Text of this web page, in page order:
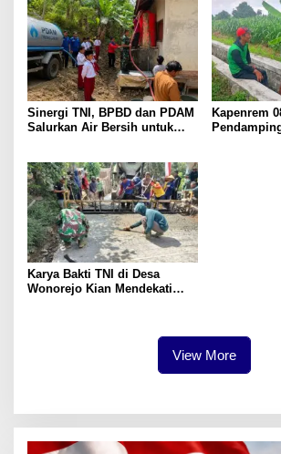
Sinergi TNI, BPBD dan PDAM
Salurkan Air Bersih untuk
Kapenrem
Karya Bakti TNI di Desa
Wonorejo Kian Mendekati
View More